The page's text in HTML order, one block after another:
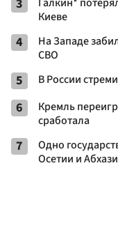
3
Киеве
4
На Западе
СВО
5 В России
6
Кремль
сработала
7
Одно
Осетии и